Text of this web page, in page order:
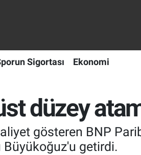
Sigortası Ekonomi
düzey
gösteren BNP
Büyükoğuz'u getirdi.